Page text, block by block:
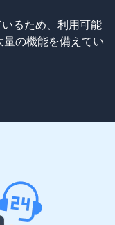
るため、利用可能
の機能を備えてい